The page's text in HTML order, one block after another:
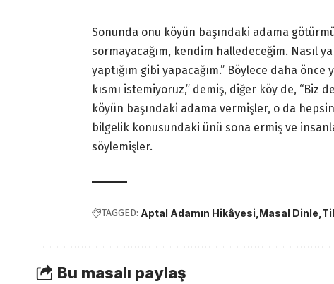
Sonunda onu köyün başındaki adama
sormayacağım, kendim halledeceğim. Nasıl
yaptığım gibi yapacağım.” Böylece daha
kısmı istemiyoruz,” demiş, diğer köy de, “Biz
köyün başındaki adama vermişler, o da
bilgelik konusundaki ünü sona ermiş ve
söylemişler.
TAGGED: Aptal Adamın Hikâyesi Masal Dinle
Bu masalı paylaş